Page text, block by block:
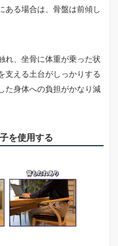
ある場合は、骨盤は前傾し
れ、坐骨に体重が乗った状
支える土台がしっかりする
た身体への負担がかなり減
を使用する